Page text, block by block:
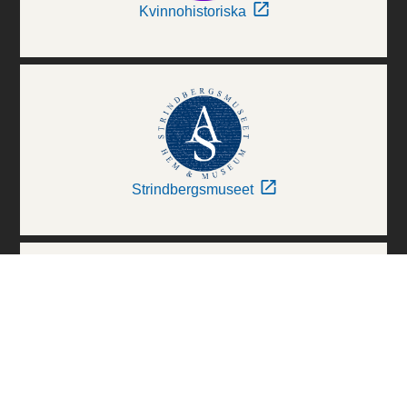
Kvinnohistoriska
Strindbergsmuseet